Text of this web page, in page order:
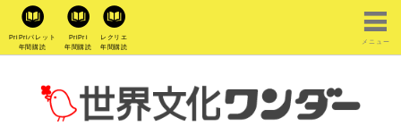
PriPriパレット
年間購読
PriPri
年間購読
レクリエ
年間購読
メニュー